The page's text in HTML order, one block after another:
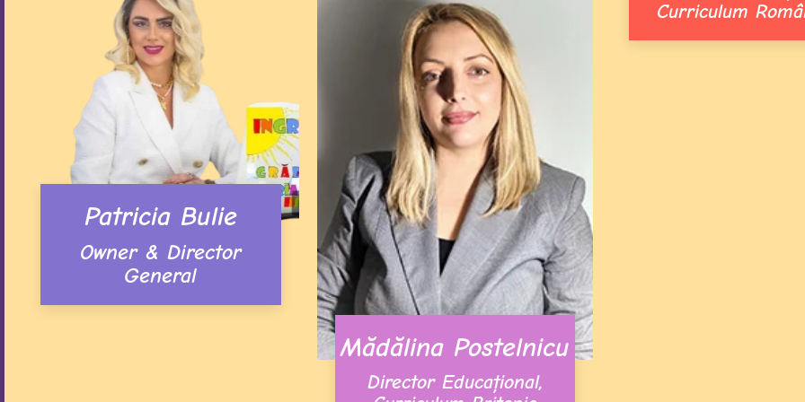
Patricia Bulie
Owner & Director
General
Mădălina Postelnicu
Director Educațional,
Curriculum